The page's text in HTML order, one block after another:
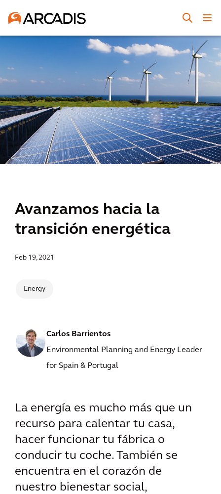
Avanzamos hacia la
transición energética
Feb 19, 2021
Energy
Carlos Barrientos
Environmental Planning and Energy Leader
for Spain & Portugal
La energía es mucho más que un
recurso para calentar tu casa,
hacer funcionar tu fábrica o
conducir tu coche. También se
encuentra en el corazón de
nuestro bienestar social,